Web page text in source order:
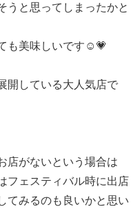
うと思ってしまったかと
も美味しいです☺💗
開している大人気店で
店がないという場合は
フェスティバル時に出店
てみるのも良いかと思い